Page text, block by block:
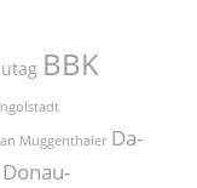
BBK
Muggenthaler Da-
Donau-